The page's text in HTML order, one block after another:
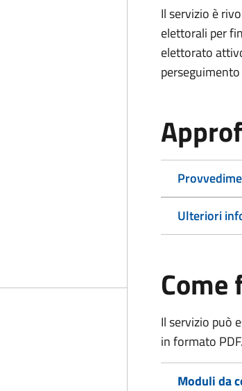
Il servizio è
elettorali per
elettorato
Ulteriori
Come
Il servizio può
in formato PDF.
Moduli da